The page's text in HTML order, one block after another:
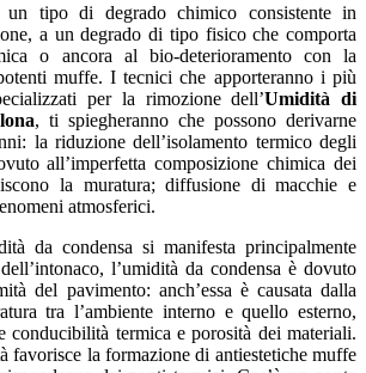
tipo di degrado chimico consistente in
a un degrado di tipo fisico che comporta
o ancora al bio-deterioramento con la
muffe. I tecnici che apporteranno i più
per la rimozione dell’Umidità di
, ti spiegheranno che possono derivarne
la riduzione dell’isolamento termico degli
all’imperfetta composizione chimica dei
la muratura; diffusione di macchie e
atmosferici.
da condensa si manifesta principalmente
l’umidità da condensa è dovuto
del pavimento: anch’essa è causata dalla
tra l’ambiente interno e quello esterno,
conducibilità termica e porosità dei materiali.
favorisce la formazione di antiestetiche muffe